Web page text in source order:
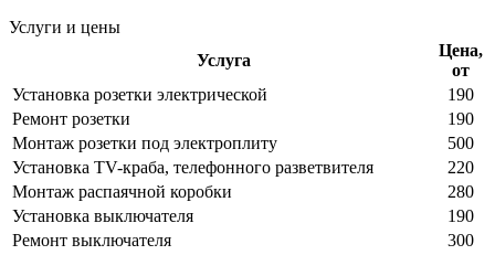
Услуги и цены
Услуга
Цена,
от
Установка розетки электрической
190
Ремонт розетки
190
Монтаж розетки под электроплиту
500
Установка TV-краба, телефонного разветвителя
220
Монтаж распаячной коробки
280
Установка выключателя
190
Ремонт выключателя
300